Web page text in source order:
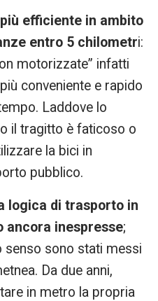
efficiente in ambito
entro 5 chilometri:
motorizzate” infatti
conveniente e rapido
Laddove lo
il tragitto è faticoso o
la bici in
pubblico.
logica di trasporto in
ancora inespresse;
senso sono stati messi
Da due anni,
in metro la propria